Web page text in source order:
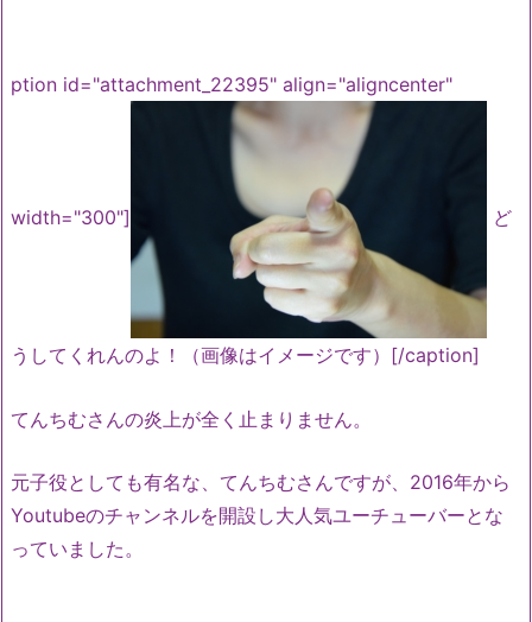
ption id="attachment_22395" align="aligncenter"
width="300"] ど
うしてくれんのよ！（画像はイメージです）[/caption]
てんちむさんの炎上が全く止まりません。
元子役としても有名な、てんちむさんですが、2016年から
Youtubeのチャンネルを開設し大人気ユーチューバーとな
っていました。